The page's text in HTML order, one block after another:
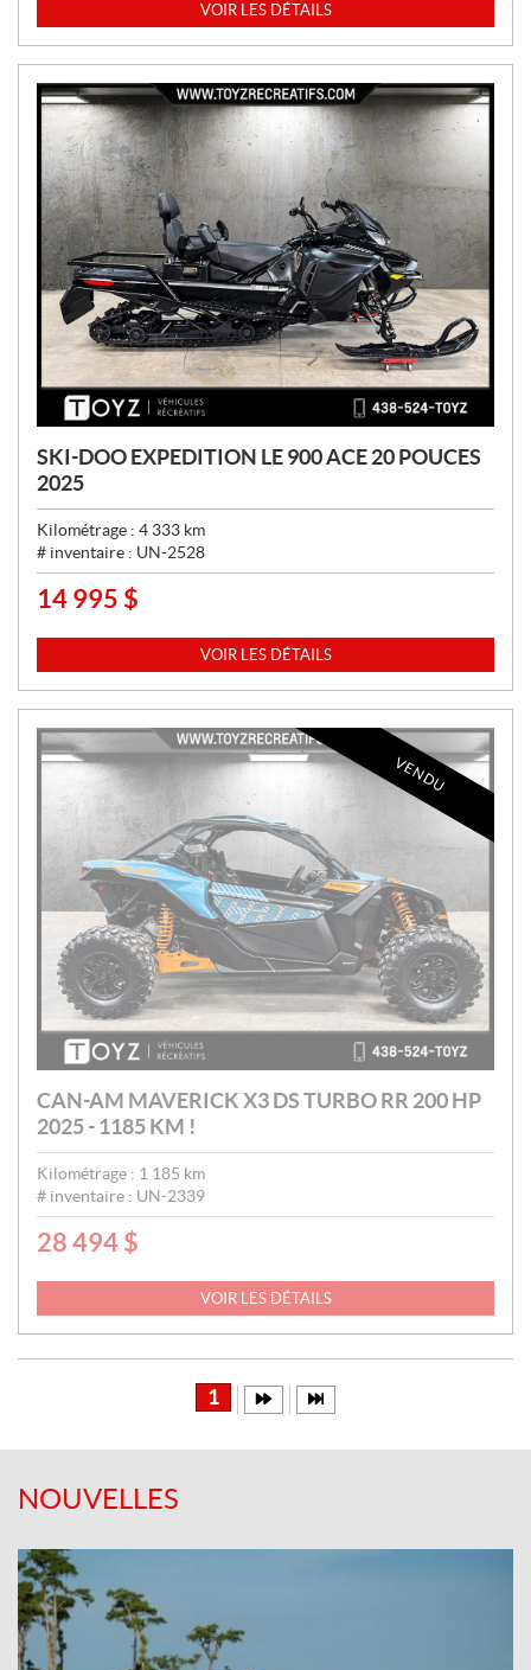
X
:
VOIR LES DÉTAILS
SKI-DOO EXPEDITION LE 900 ACE 20 POUCES
2025
Kilométrage : 4 333 km
# inventaire : UN-2528
P
X
:
14 995 $
VOIR LES DÉTAILS
VENDU
CAN-AM MAVERICK X3 DS TURBO RR 200 HP
2025 - 1185 KM !
Kilométrage : 1 185 km
# inventaire : UN-2339
P
X
28 494 $
VOIR LES DÉTAILS
1
NOUVELLES